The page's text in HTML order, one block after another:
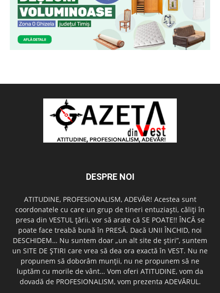
DESPRE NOI
ATITUDINE, PROFESIONALISM, ADEVĂR! Acestea sunt
coordonatele cu care un grup de tineri entuziaşti, căliţi în
presa din VESTUL ţării, vor să arate că SE POATE!! ÎNCĂ se
poate face treabă bună în PRESĂ. Dacă UNII ÎNCHID, noi
DESCHIDEM… Nu suntem doar „un alt site de ştiri”, suntem
un SITE DE ŞTIRI care vrea să dea ora exactă în VEST. Nu ne
propunem să doborâm munţii, nu ne propunem să ne
luptăm cu morile de vânt… Vom oferi ATITUDINE, vom da
dovadă de PROFESIONALISM, vom prezenta ADEVĂRUL.